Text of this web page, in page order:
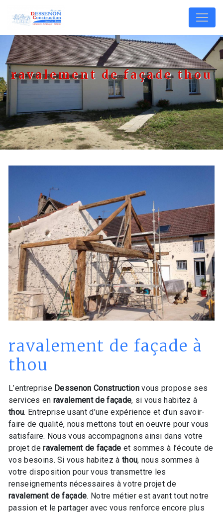
ravalement de façade thou
ravalement de façade à
thou
L’entreprise Dessenon Constructionvous propose ses
services en ravalement de façade, si vous habitez à
thou. Entreprise usant d’une expérience et d’un savoir-
faire de qualité, nous mettons tout en oeuvre pour vous
satisfaire. Nous vous accompagnons ainsi dans votre
projet deravalement de façade et sommes à l’écoute de
vos besoins. Si vous habitez à thou, nous sommes à
votre disposition pour vous transmettre les
renseignements nécessaires à votre projet de
ravalement de façade. Notre métier est avant tout notre
passion et le partager avec vous renforce encore plus